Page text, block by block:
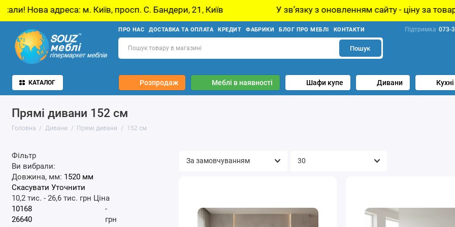
м. Київ, просп. С. Бандери, 21, Київ У звʼязку з оновленням сайту - ціну за товар уточнюйте
ПРО НАС ДОСТАВКА ТА ОПЛАТА КРЕДИТ ФАБРИКИ БЛОГ ПРО МЕБЛІ КОНТАКТИ Підтримка 073-
Пошук
КАТАЛОГ Розпродаж Меблі в наявності Шафи купе Дивани Кухні
Прямі дивани 152 см
Головна Дивани Прямі дивани 152 см
Фільтр
Ви вибрали:
Довжина, мм: 1520 мм
Скасувати Уточнити
10,2 тис. - 26,6 тис. грн Ціна
-
грн